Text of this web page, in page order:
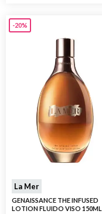
-20%
La Mer
GENAISSANCE THE INFUSED
LOTION FLUIDO VISO 150ML